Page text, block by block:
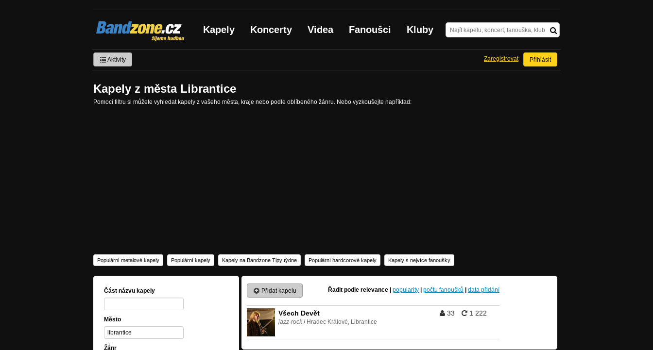
Bandzone.cz
žijeme hudbou Kapely Koncerty Videa Fanoušci Kluby
Aktivity Přihlásit
Zaregistrovat
Kapely z města Librantice
Pomocí filtru si můžete vyhledat kapely z vašeho města, kraje nebo podle oblíbeného žánru. Nebo vyzkoušejte například:
Populární metalové kapely Populární kapely Kapely na Bandzone Tipy týdne Populární hardcorové kapely Kapely s nejvíce fanoušky
Část názvu kapely
Město
Žánr
Přidat kapelu Řadit podle relevance popularity počtu fanoušků data přidání
Všech Devět
jazz-rock / Hradec Králové, Librantice
33 1 222